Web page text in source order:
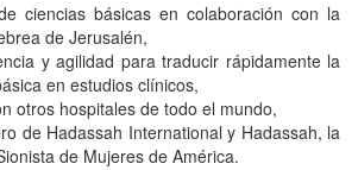
ciencias básicas en colaboración con la
de Jerusalén,
y agilidad para traducir rápidamente la
en estudios clínicos,
otros hospitales de todo el mundo,
de Hadassah International y Hadassah, la
de Mujeres de América.